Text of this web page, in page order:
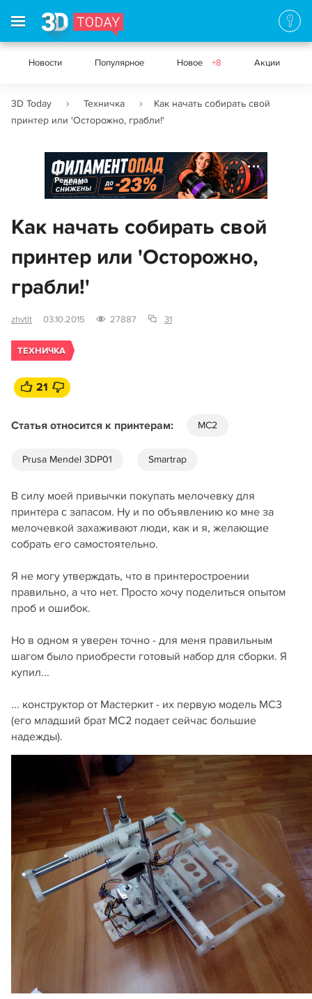
Новости Популярное Новое +8 Акции
3D Today Техничка
Как начать собирать свой
принтер или 'Осторожно, грабли!'
Реклама
Как начать собирать свой
принтер или 'Осторожно,
грабли!'
zhvtlt 03.10.2015 27887 31
ТЕХНИЧКА
21
Статья относится к принтерам: MC2
Prusa Mendel 3DP01 Smartrap
В силу моей привычки покупать мелочевку для
принтера с запасом. Ну и по объявлению ко мне за
мелочевкой захаживают люди, как и я, желающие
собрать его самостоятельно.
Я не могу утверждать, что в принтеростроении
правильно, а что нет. Просто хочу поделиться опытом
проб и ошибок.
Но в одном я уверен точно - для меня правильным
шагом было приобрести готовый набор для сборки. Я
купил...
... конструктор от Мастеркит - их первую модель МС3
(его младший брат МС2 подает сейчас большие
надежды).